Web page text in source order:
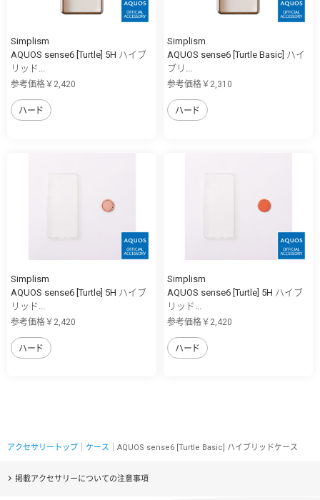
Simplism
AQUOS sense6 [Turtle] 5H ハイブ
リッド...
参考価格￥2,420
ハード
Simplism
AQUOS sense6 [Turtle Basic] ハイ
ブリ...
参考価格￥2,310
ハード
Simplism
AQUOS sense6 [Turtle] 5H ハイブ
リッド...
参考価格￥2,420
ハード
Simplism
AQUOS sense6 [Turtle] 5H ハイブ
リッド...
参考価格￥2,420
ハード
アクセサリートップ ケース ｜AQUOS sense6 [Turtle Basic] ハイブリッドケース
掲載アクセサリーについての注意事項